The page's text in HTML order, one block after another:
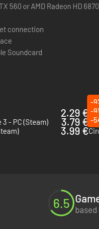
wegen en barre
terreinvoertuigen in
560 or AMD Radeon HD 6870
connection
Soundcard
2.29 €
-
3 - PC (Steam)
3.79 €
-
3.99 €
-
6.5 based